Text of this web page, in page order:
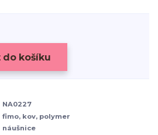
do košíku
NA0227
fimo, kov, polymer
náušnice